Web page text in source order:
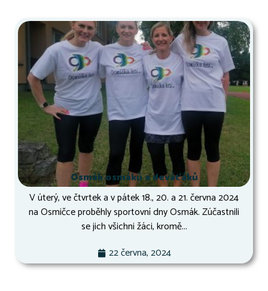
Osmák osmáků a deváťáků
V úterý, ve čtvrtek a v pátek 18., 20. a 21. června 2024
na Osmičce proběhly sportovní dny Osmák. Zúčastnili
se jich všichni žáci, kromě...
22 června, 2024